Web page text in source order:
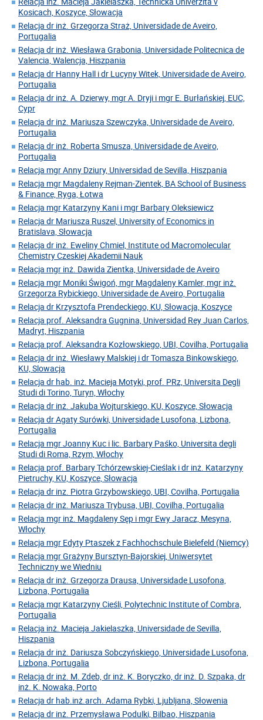
Kosicach, Koszyce, Słowacja
Relacja dr inż. Grzegorza Straż, Universidade de Aveiro,
Portugalia
Relacja dr inż. Wiesława Grabonia, Universidade Politecnica de
Valencia, Walencja, Hiszpania
Relacja dr Hanny Hall i dr Lucyny Witek, Universidade de Aveiro,
Portugalia
Relacja dr inż. A. Dzierwy, mgr A. Dryji i mgr E. Burłańskiej, EUC,
Cypr
Relacja dr inż. Mariusza Szewczyka, Universidade de Aveiro,
Portugalia
Relacja dr inż. Roberta Smusza, Universidade de Aveiro,
Portugalia
Relacja mgr Anny Dziury, Universidad de Sevilla, Hiszpania
Relacja mgr Magdaleny Rejman-Zientek, BA School of Business
& Finance, Ryga, Łotwa
Relacja mgr Katarzyny Kani i mgr Barbary Oleksiewicz
Relacja dr Mariusza Ruszel, University of Economics in
Bratislava, Słowacja
Relacja dr inż. Eweliny Chmiel, Institute od Macromolecular
Chemistry Czeskiej Akademii Nauk
Relacja mgr inż. Dawida Zientka, Universidade de Aveiro
Relacja mgr Moniki Świgoń, mgr Magdaleny Kamler, mgr inż.
Grzegorza Rybickiego, Universidade de Aveiro, Portugalia
Relacja dr Krzysztofa Prendeckiego, KU, Słowacja, Koszyce
Relacja prof. Aleksandra Gugnina, Universidad Rey Juan Carlos,
Madryt, Hiszpania
Relacja prof. Aleksandra Kozłowskiego, UBI, Covilha, Portugalia
Relacja dr inż. Wiesławy Malskiej i dr Tomasza Binkowskiego,
KU, Slowacja
Relacja dr hab. inż. Macieja Motyki, prof. PRz, Universita Degli
Studi di Torino, Turyn, Włochy
Relacja dr inż. Jakuba Wojturskiego, KU, Koszyce, Słowacja
Relacja dr Agaty Surówki, Universidade Lusofona, Lizbona,
Portugalia
Relacja mgr Joanny Kuc i lic. Barbary Paśko, Universita degli
Studi di Roma, Rzym, Włochy
Relacja prof. Barbary Tchórzewskiej-Cieślak i dr inż. Katarzyny
Pietruchy, KU, Koszyce, Słowacja
Relacja dr inz. Piotra Grzybowskiego, UBI, Covilha, Portugalia
Relacja dr inż. Mariusza Trybusa, UBI, Covilha, Portugalia
Relacja mgr inż. Magdaleny Sęp i mgr Ewy Jaracz, Mesyna,
Włochy
Relacja mgr Edyty Ptaszek z Fachhochschule Bielefeld (Niemcy)
Relacja mgr Grażyny Bursztyn-Bajorskiej, Uniwersytet
Techniczny we Wiedniu
Relacja dr inż. Grzegorza Drausa, Universidade Lusofona,
Lizbona, Portugalia
Relacja mgr Katarzyny Cieśli, Polytechnic Institute of Combra,
Portugalia
Relacja inż. Macieja Jakielaszka, Universidade de Sevilla,
Hiszpania
Relacja dr inż. Dariusza Sobczyńskiego, Universidade Lusofona,
Lizbona, Portugalia
Relacja dr inż. M. Zdeb, dr inż. K. Boryczko, dr inż. D. Szpaka, dr
inż. K. Nowaka, Porto
Relacja dr hab.inż.arch. Adama Rybki, Ljubljana, Słowenia
Relacja dr inż. Przemysława Podulki, Bilbao, Hiszpania